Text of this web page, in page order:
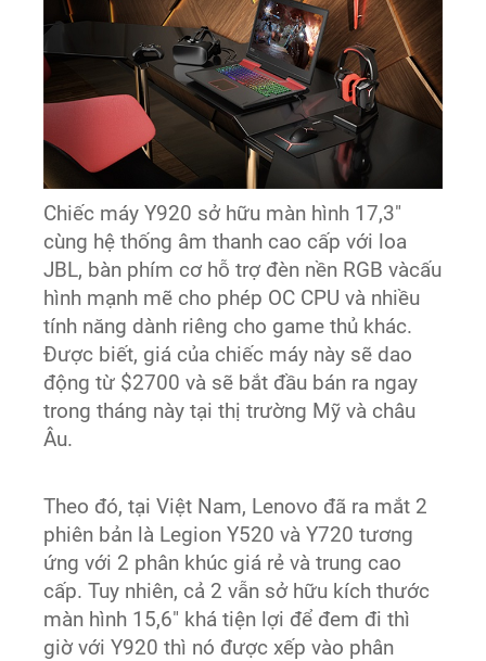
Chiếc máy Y920 sở hữu màn hình 17,3"
cùng hệ thống âm thanh cao cấp với loa
JBL, bàn phím cơ hỗ trợ đèn nền RGB vàcấu
hình mạnh mẽ cho phép OC CPU và nhiều
tính năng dành riêng cho game thủ khác.
Được biết, giá của chiếc máy này sẽ dao
động từ $2700 và sẽ bắt đầu bán ra ngay
trong tháng này tại thị trường Mỹ và châu
Âu.
Theo đó, tại Việt Nam, Lenovo đã ra mắt 2
phiên bản là Legion Y520 và Y720 tương
ứng với 2 phân khúc giá rẻ và trung cao
cấp. Tuy nhiên, cả 2 vẫn sở hữu kích thước
màn hình 15,6" khá tiện lợi để đem đi thì
giờ với Y920 thì nó được xếp vào phân